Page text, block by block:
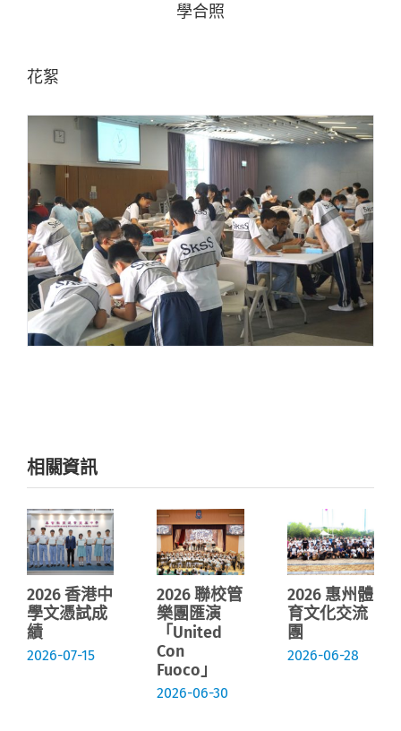
學合照
花絮
相關資訊
2026 香港中
學文憑試成
績
2026-07-15
2026 聯校管
樂團匯演
「United
Con
Fuoco」
2026-06-30
2026 惠州體
育文化交流
團
2026-06-28